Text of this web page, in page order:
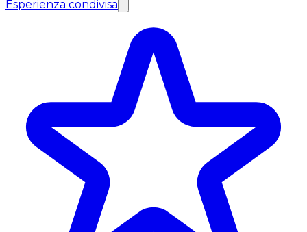
Esperienza condivisa